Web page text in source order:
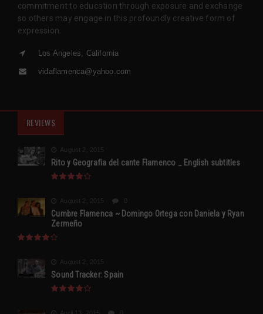
commitment to education through exposure and exchange
so others may engage in this profoundly creative form of
expression.
Los Angeles, California
vidaflamenca@yahoo.com
REVIEWS
August 2, 2015
Rito y Geografia del cante Flamenco _ English subtitles
August 2, 2015
Cumbre Flamenca ~ Domingo Ortega con Daniela y Ryan
Zermeño
August 2, 2015
Sound Tracker: Spain